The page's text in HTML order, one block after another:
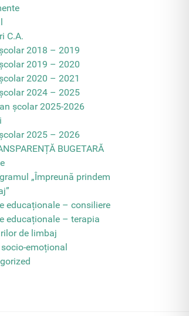
C.A.
2018 – 2019
2019 – 2020
2020 – 2021
2024 – 2025
școlar 2025-2026
2025 – 2026
BUGETARĂ
„Împreună prindem
educaționale – consiliere
educaționale – terapia
de limbaj
emoțional